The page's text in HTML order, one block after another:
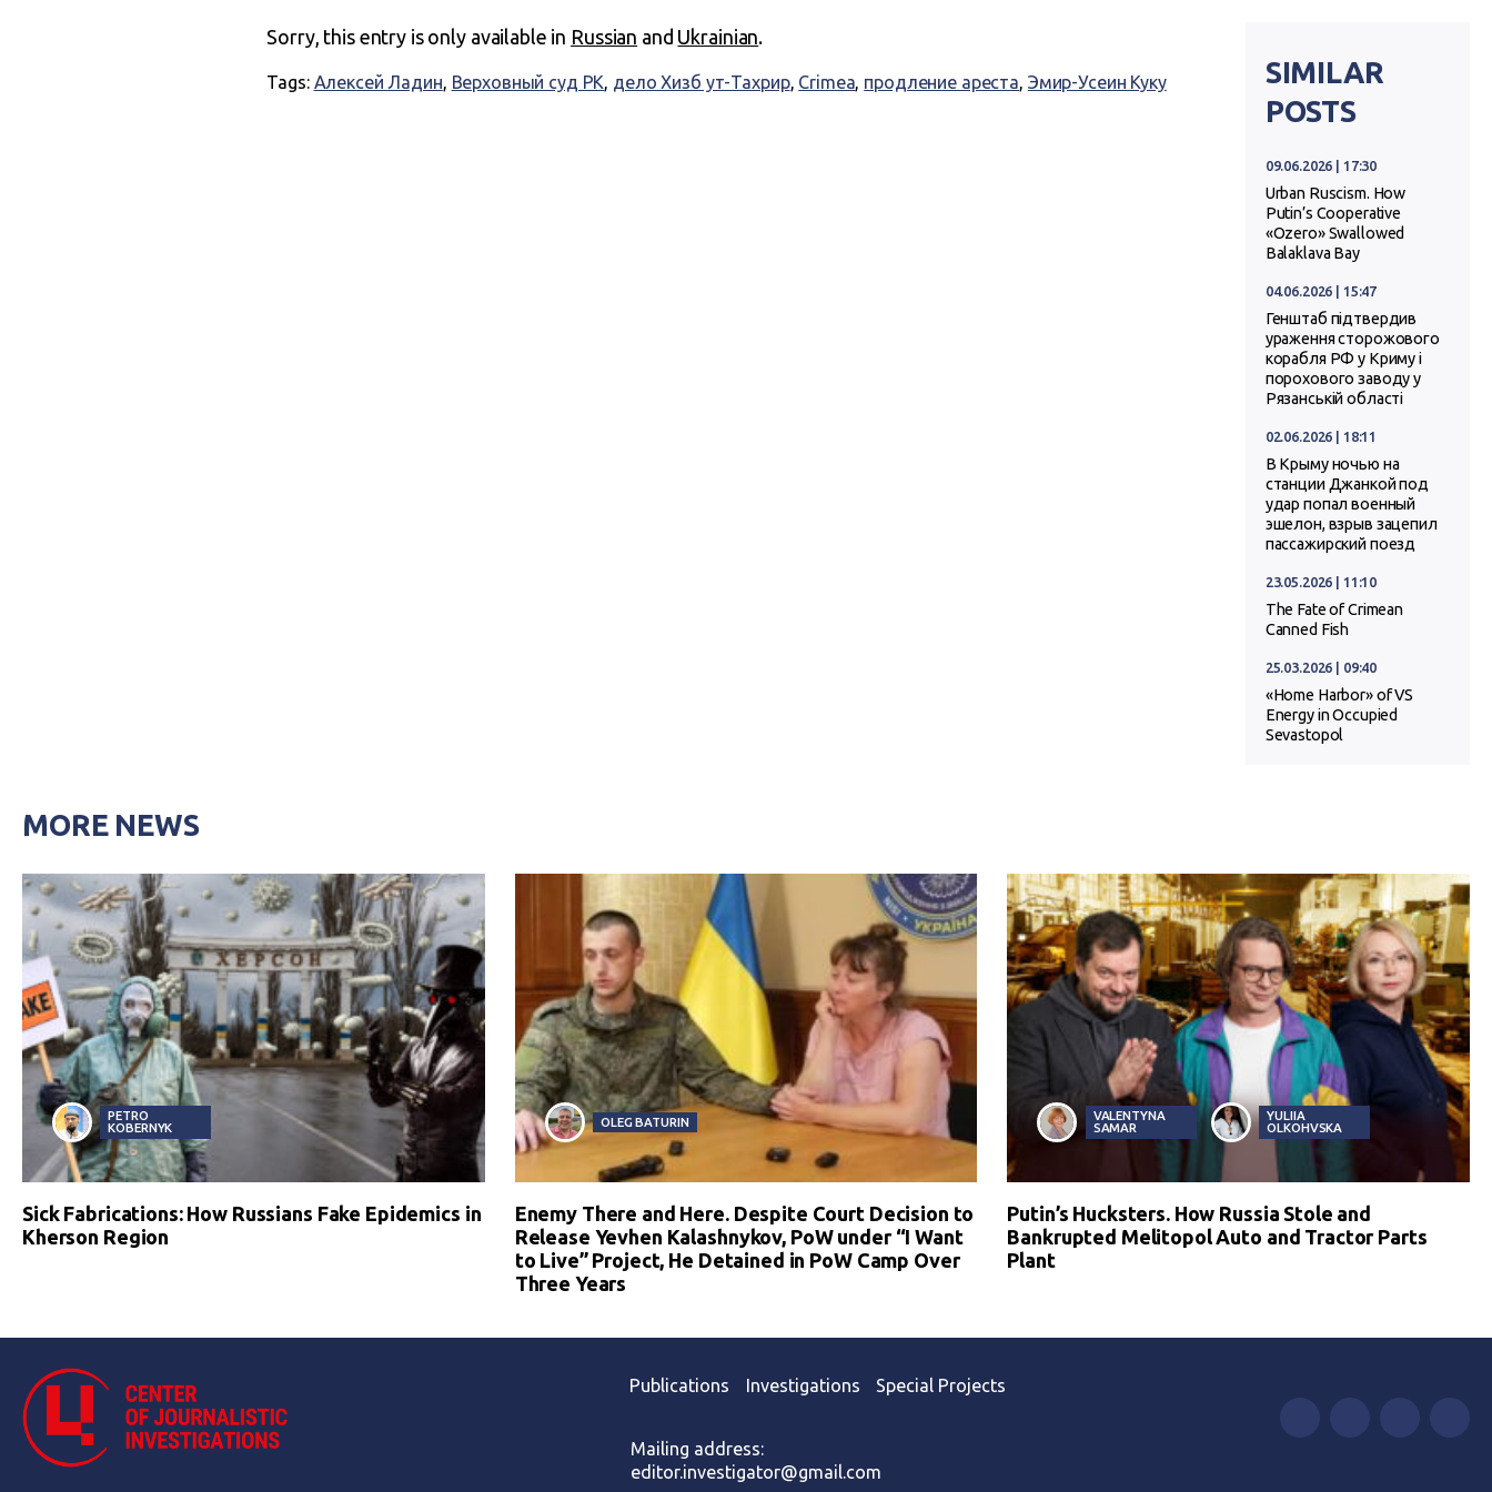
Sorry, this entry is only available in Russian and Ukrainian.
Tags: Алексей Ладин, Верховный суд РК, дело Хизб ут-Тахрир, Crimea, продление ареста, Эмир-Усеин Куку
SIMILAR
POSTS
09.06.2026 | 17:30
Urban Ruscism. How
Putin’s Cooperative
«Ozero» Swallowed
Balaklava Bay
04.06.2026 | 15:47
Генштаб підтвердив
ураження сторожового
корабля РФ у Криму і
порохового заводу у
Рязанській області
02.06.2026 | 18:11
В Крыму ночью на
станции Джанкой под
удар попал военный
эшелон, взрыв зацепил
пассажирский поезд
23.05.2026 | 11:10
The Fate of Crimean
Canned Fish
25.03.2026 | 09:40
«Home Harbor» of VS
Energy in Occupied
Sevastopol
MORE NEWS
PETRO
KOBERNYK
Sick Fabrications: How Russians Fake Epidemics in
Kherson Region
OLEG BATURIN
Enemy There and Here. Despite Court Decision to
Release Yevhen Kalashnykov, PoW under “I Want
to Live” Project, He Detained in PoW Camp Over
Three Years
VALENTYNA
SAMAR
YULIIA
OLKOHVSKA
Putin’s Hucksters. How Russia Stole and
Bankrupted Melitopol Auto and Tractor Parts
Plant
Publications Investigations Special Projects
Mailing address:
editor.investigator@gmail.com